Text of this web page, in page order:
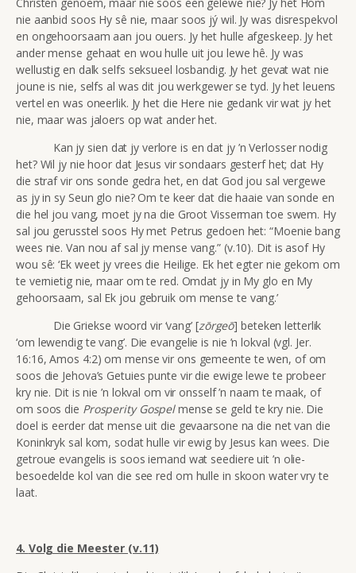
Christen genoem, maar nie soos een gelewe nie? Jy het Hom
nie aanbid soos Hy sê nie, maar soos jý wil. Jy was disrespekvol
en ongehoorsaam aan jou ouers. Jy het hulle afgeskeep. Jy het
ander mense gehaat en wou hulle uit jou lewe hê. Jy was
wellustig en dalk selfs seksueel losbandig. Jy het gevat wat nie
joune is nie, selfs al was dit jou werkgewer se tyd. Jy het leuens
vertel en was oneerlik. Jy het die Here nie gedank vir wat jy het
nie, maar was jaloers op wat ander het.
Kan jy sien dat jy verlore is en dat jy ’n Verlosser nodig
het? Wil jy nie hoor dat Jesus vir sondaars gesterf het; dat Hy
die straf vir ons sonde gedra het, en dat God jou sal vergewe
as jy in sy Seun glo nie? Om te keer dat die haaie van sonde en
die hel jou vang, moet jy na die Groot Visserman toe swem. Hy
sal jou gerusstel soos Hy met Petrus gedoen het:“Moenie bang
wees nie. Van nou af sal jy mense vang.” (v.10). Dit is asof Hy
wou sê: ‘Ek weet jy vrees die Heilige. Ek het egter nie gekom om
te vernietig nie, maar om te red. Omdat jy in My glo en My
gehoorsaam, sal Ek jou gebruik om mense te vang.’
Die Griekse woord vir ‘vang’ [zōrgeō] beteken letterlik
‘om lewendig te vang’. Die evangelie is nie ’n lokval (vgl. Jer.
16:16, Amos 4:2) om mense vir ons gemeente te wen, of om
soos die Jehova’s Getuies punte vir die ewige lewe te probeer
kry nie. Dit is nie ’n lokval om vir onsself ’n naam te maak, of
om soos die Prosperity Gospelmense se geld te kry nie. Die
doel is eerder dat mense uit die gevaarsone na die net van die
Koninkryk sal kom, sodat hulle vir ewig by Jesus kan wees. Die
getroue evangelis is soos iemand wat seediere uit ’n olie-
besoedelde kol van die see red om hulle in skoon water vry te
laat.
4. Volg die Meester (v.11)